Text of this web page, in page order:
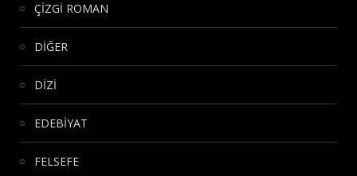
ÇİZGİ ROMAN
DİĞER
DİZİ
EDEBİYAT
FELSEFE